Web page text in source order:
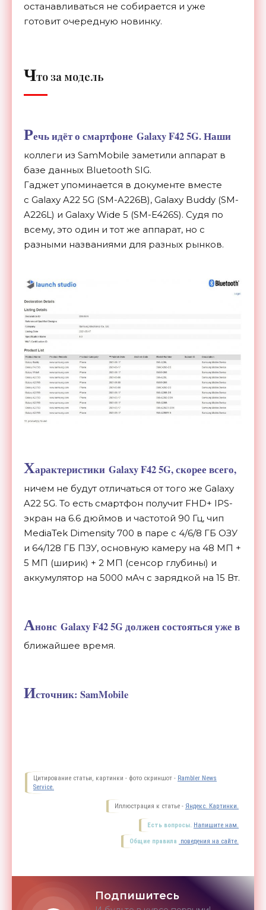
останавливаться не собирается и уже
готовит очередную новинку.
Что за модель
Речь идёт о смартфоне Galaxy F42 5G. Наши
коллеги из SamMobile заметили аппарат в
базе данных Bluetooth SIG.
Гаджет упоминается в документе вместе
с Galaxy A22 5G (SM-A226B), Galaxy Buddy (SM-
A226L) и Galaxy Wide 5 (SM-E426S). Судя по
всему, это один и тот же аппарат, но с
разными названиями для разных рынков.
Характеристики Galaxy F42 5G, скорее всего,
ничем не будут отличаться от того же Galaxy
A22 5G. То есть смартфон получит FHD+ IPS-
экран на 6.6 дюймов и частотой 90 Гц, чип
MediaTek Dimensity 700 в паре с 4/6/8 ГБ ОЗУ
и 64/128 ГБ ПЗУ, основную камеру на 48 МП +
5 МП (ширик) + 2 МП (сенсор глубины) и
аккумулятор на 5000 мАч с зарядкой на 15 Вт.
Анонс Galaxy F42 5G должен состояться уже в
ближайшее время.
Источник: SamMobile
Цитирование статьи, картинки - фото скриншот - Rambler News
Service.
Иллюстрация к статье - Яндекс. Картинки.
Есть вопросы. Напишите нам.
Общие правила поведения на сайте.
Подпишитесь